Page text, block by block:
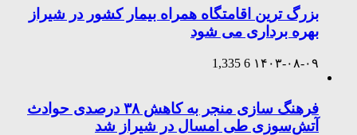
بزرگ ترین اقامتگاه همراه بیمار کشور در شیراز
بهره برداری می شود
۱۴۰۳-۰۸-۰۹ 6
1,335
فرهنگ سازی منجر به کاهش ۳۸ درصدی حوادث
آتش‌سوزی طی امسال در شیراز شد